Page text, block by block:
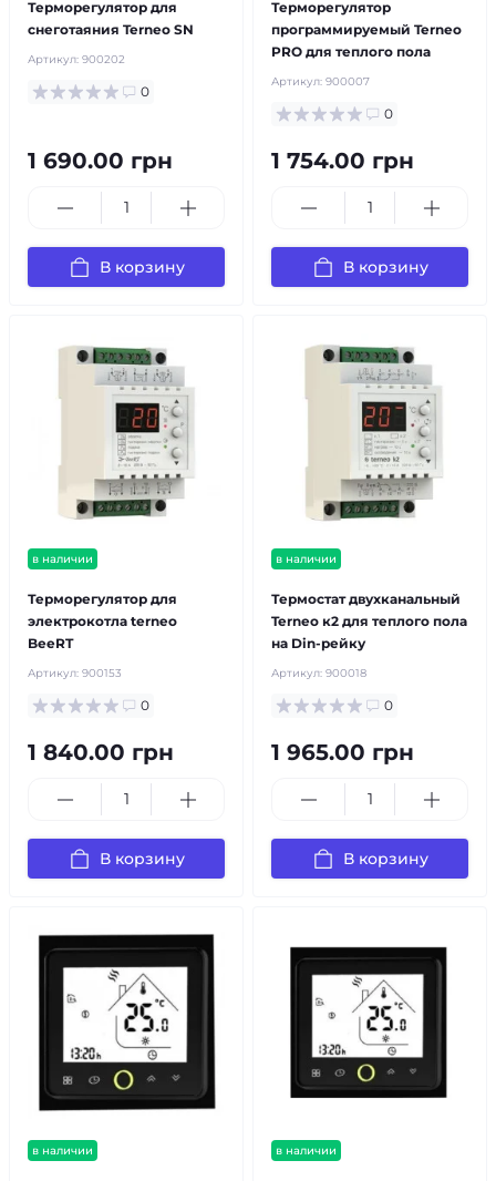
Терморегулятор для
снеготаяния Terneo SN
Артикул: 900202
0
1 690.00 грн
В корзину
Терморегулятор
программируемый Terneo
PRO для теплого пола
Артикул: 900007
0
1 754.00 грн
В корзину
в наличии
Терморегулятор для
электрокотла terneo
BeeRT
Артикул: 900153
0
1 840.00 грн
В корзину
в наличии
Термостат двухканальный
Terneo к2 для теплого пола
на Din-рейку
Артикул: 900018
0
1 965.00 грн
В корзину
в наличии
в наличии